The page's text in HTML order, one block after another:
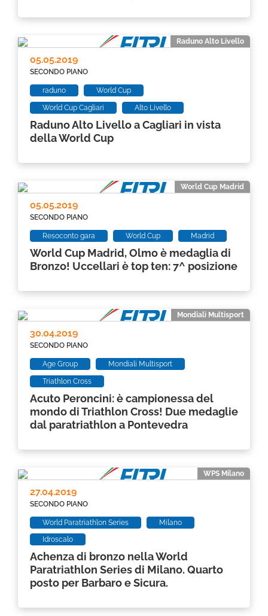
Raduno Alto Livello a Cagliari in vista
della World Cup
SECONDO PIANO
05.05.2019
raduno World Cup
World Cup Cagliari Alto Livello
Raduno Alto Livello
World Cup Madrid, Olmo è medaglia di
Bronzo! Uccellari è top ten: 7^ posizione
SECONDO PIANO
05.05.2019
Resoconto gara World Cup Madrid
World Cup Madrid
Acuto Peroncini: è campionessa del
mondo di Triathlon Cross! Due medaglie
dal paratriathlon a Pontevedra
SECONDO PIANO
30.04.2019
Age Group Mondiali Multisport
Triathlon Cross
Mondiali Multisport
Achenza di bronzo nella World
Paratriathlon Series di Milano. Quarto
posto per Barbaro e Sicura.
SECONDO PIANO
27.04.2019
World Paratriathlon Series Milano
Idroscalo
WPS Milano